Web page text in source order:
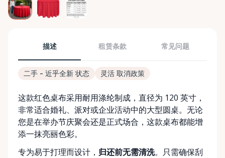
描述 租赁条款 常见问题
二手 - 近乎全新 状态 灵活 取消政策
这款红色桌布采用耐用涤纶制成，直径为 120 英寸，
非常适合婚礼、派对或企业活动中的大型圆桌。无论
您是在举办节庆聚会还是正式场合，这款桌布都能增
添一抹亮丽色彩。
专为易于打理而设计， 归还前无需清洗。只需确保刮